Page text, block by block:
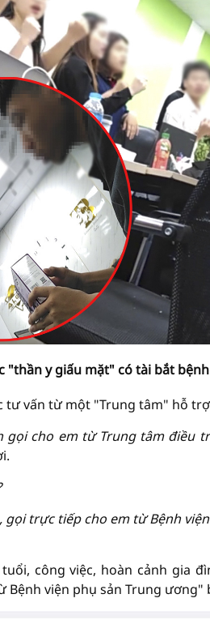
"thần y giấu mặt" có tài bắt
vấn từ một "Trung tâm" hỗ
gọi cho em từ Trung tâm điều
gọi trực tiếp cho em từ Bệnh
công việc, hoàn cảnh gia
viện phụ sản Trung ương"